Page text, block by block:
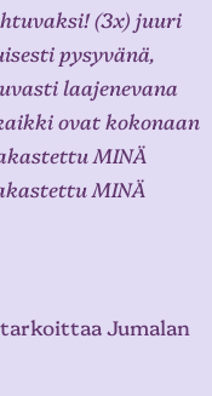
(3x) juuri
pysyvänä,
laajenevana
ovat kokonaan
MINÄ
MINÄ
Jumalan